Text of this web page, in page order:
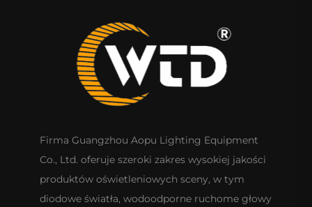
Firma Guangzhou Aopu Lighting Equipment
Co., Ltd. oferuje szeroki zakres wysokiej jakości
produktów oświetleniowych sceny, w tym
diodowe światła, wodoodporne ruchome głowy